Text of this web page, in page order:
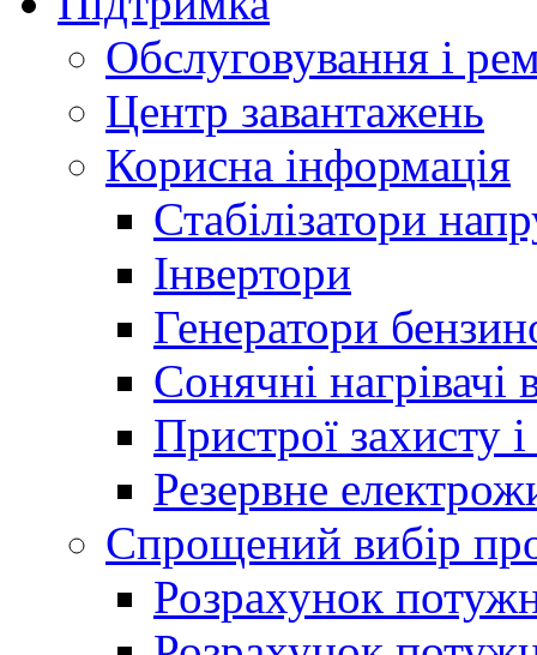
Обслуговування і
Центр завантажень
Корисна інформація
Стабілізатори
Інвертори
Генератори
Сонячні нагрівачі
Пристрої захисту і
Резервне
Спрощений вибір
Розрахунок